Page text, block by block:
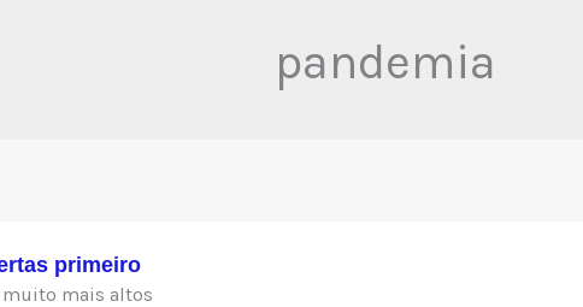
pandemia
primeiro
muito mais altos